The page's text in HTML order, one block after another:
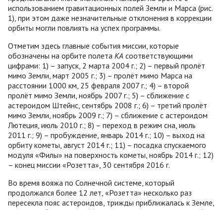
использованием гравитационных полей Земли и Марса (рис.
1), при этом даже незначительные отклонения в коррекции
орбиты могли повлиять на успех программы.
Отметим здесь главные события миссии, которые
обозначены на орбите полета КА соответствующими
цифрами: 1) – запуск, 2 марта 2004 г.; 2) – первый пролёт
мимо Земли, март 2005 г.; 3) – пролёт мимо Марса на
расстоянии 1000 км, 25 февраля 2007 г.; 4) – второй
пролёт мимо Земли, ноябрь 2007 г.; 5) – сближение с
астероидом Штейнс, сентябрь 2008 г.; 6) – третий пролёт
мимо Земли, ноябрь 2009 г.; 7) – сближение с астероидом
Лютеция, июль 2010 г.; 8) – переход в режим сна, июль
2011 г.; 9) – пробуждение, январь 2014 г.; 10) – выход на
орбиту кометы, август 2014 г.; 11) – посадка спускаемого
модуля «Филы» на поверхность кометы, ноябрь 2014 г.; 12)
– конец миссии «Розетта», 30 сентября 2016 г.
Во время вояжа по Солнечной системе, который
продолжался более 12 лет, «Розетта» несколько раз
пересекла пояс астероидов, трижды приближалась к Земле,